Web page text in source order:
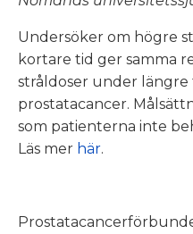
Undersöker om högre
kortare tid ger samma
stråldoser under längre
prostatacancer.
som patienterna inte
Läs mer här.